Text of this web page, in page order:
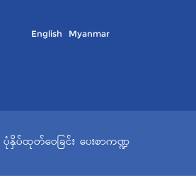
English Myanmar
ပုံနှိပ်ထုတ်ဝေခြင်း ပေးစာကဏ္ဍ